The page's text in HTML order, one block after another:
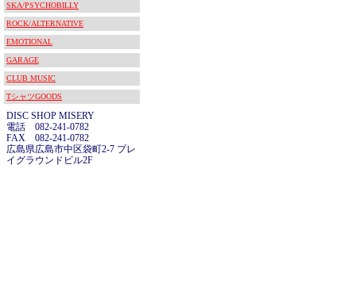
SKA/PSYCHOBILLY
ROCK/ALTERNATIVE
EMOTIONAL
GARAGE
CLUB MUSIC
TシャツGOODS
DISC SHOP MISERY
電話 082-241-0782
FAX 082-241-0782
広島県広島市中区袋町2-7 プレ
イグラウンドビル2F